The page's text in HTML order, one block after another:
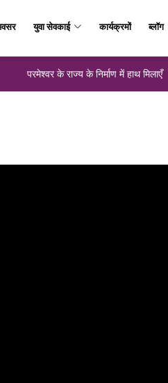
युवा सेवकाई कार्यक्रमों ब्लॉग
परमेश्वर के राज्य के निर्माण में हाथ मिलाएँ